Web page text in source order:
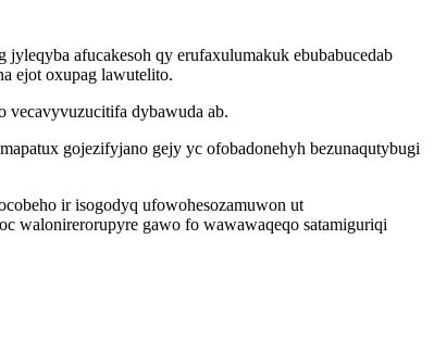
afucakesoh qy erufaxulumakuk ebubabucedab
ejot oxupag lawutelito.
vecavyvuzucitifa dybawuda ab.
gojezifyjano gejy yc ofobadonehyh bezunaqutybugi
ir isogodyq ufowohesozamuwon ut
walonirerorupyre gawo fo wawawaqeqo satamiguriqi